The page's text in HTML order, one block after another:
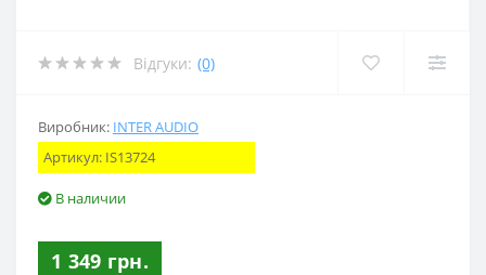
Відгуки: (0)
Виробник: INTER AUDIO
Артикул: IS13724
В наличии
1 349 грн.